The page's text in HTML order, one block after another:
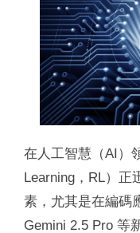
在人工智慧（AI）
Learning，RL）正
素，尤其是在編碼
Gemini 2.5 Pro 等